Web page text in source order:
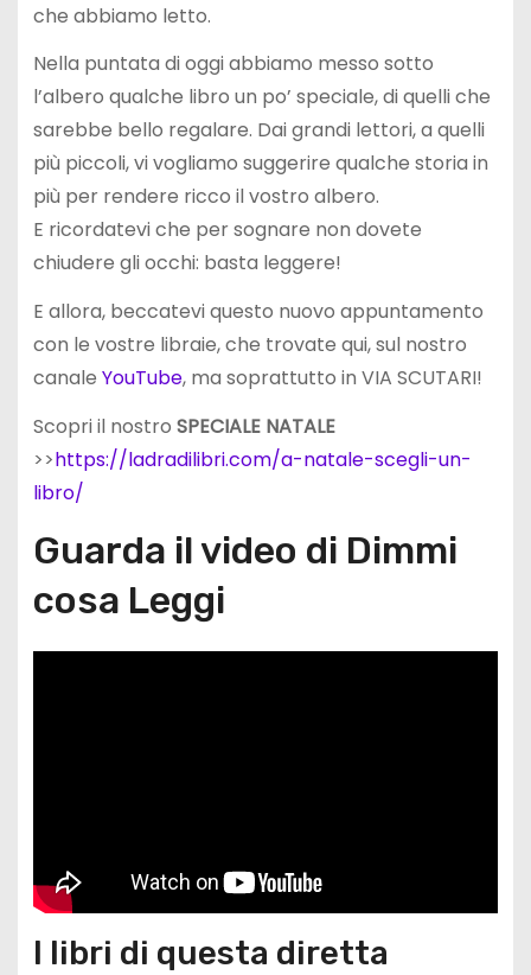
che abbiamo letto.
Nella puntata di oggi abbiamo messo sotto
l’albero qualche libro un po’ speciale, di quelli che
sarebbe bello regalare. Dai grandi lettori, a quelli
più piccoli, vi vogliamo suggerire qualche storia in
più per rendere ricco il vostro albero.
E ricordatevi che per sognare non dovete
chiudere gli occhi: basta leggere!
E allora, beccatevi questo nuovo appuntamento
con le vostre libraie, che trovate qui, sul nostro
canale YouTube, ma soprattutto in VIA SCUTARI!
Scopri il nostro SPECIALE NATALE
>>https://ladradilibri.com/a-natale-scegli-un-
libro/
Guarda il video di Dimmi
cosa Leggi
I libri di questa diretta